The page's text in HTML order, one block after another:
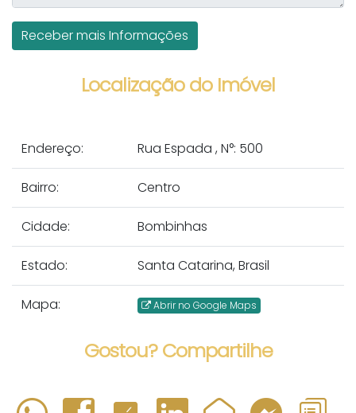
Localização do Imóvel
Endereço: Rua Espada , N°: 500
Bairro: Centro
Cidade: Bombinhas
Estado: Santa Catarina, Brasil
Mapa: Abrir no Google Maps
Gostou? Compartilhe